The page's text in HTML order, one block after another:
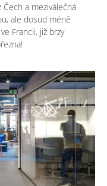
Čech a meziválečná
ale dosud méně
Francii, již brzy